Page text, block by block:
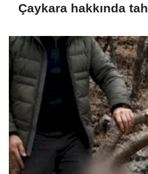
Çaykara hakkında